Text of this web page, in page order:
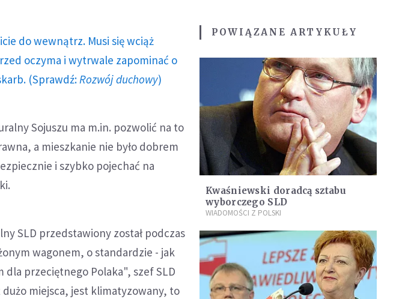
do wewnątrz. Musi się wciąż
oczyma i wytrwale zapominać o
(Sprawdź: Rozwój duchowy)
Sojuszu ma m.in. pozwolić na to
a mieszkanie nie było dobrem
i szybko pojechać na
SLD przedstawiony został podczas
wagonem, o standardzie - jak
dla przeciętnego Polaka", szef SLD
miejsca, jest klimatyzowany, to
POWIĄZANE ARTYKUŁY
Kwaśniewski doradcą sztabu
wyborczego SLD
WIADOMOŚCI Z POLSKI